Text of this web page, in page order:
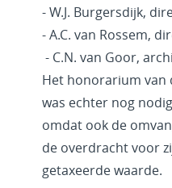
- W.J. Burgersdijk,
- A.C. van Rossem,
- C.N. van Goor,
Het honorarium van
was echter nog
omdat ook de
de overdracht voor
getaxeerde waarde.